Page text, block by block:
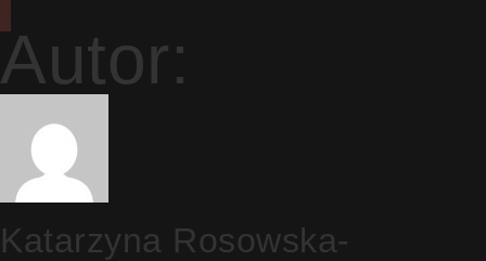
Autor:
Katarzyna Rosowska-